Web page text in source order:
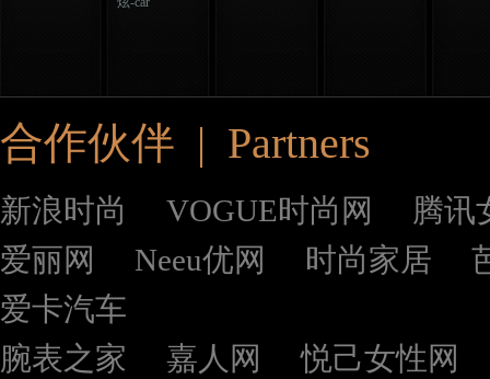
合作伙伴 | Partners
新浪时尚 VOGUE时尚网
腾讯
爱丽网
Neeu优网 时尚家居
爱卡汽车
腕表之家
嘉人网 悦己女性网